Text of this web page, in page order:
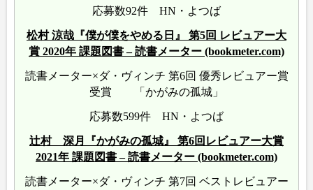
応募数92件 HN・よつば
松村 涼哉『僕が僕をやめる日』 第5回 レビュアー大
賞 2020年 課題図書 – 読書メーター (bookmeter.com)
読書メーター×ダ・ヴィンチ 第6回 優秀レビュアー賞
受賞 「かがみの孤城」
応募数599件 HN・よつば
辻村 深月『かがみの孤城』 第6回レビュアー大賞
2021年 課題図書 – 読書メーター (bookmeter.com)
読書メーター×ダ・ヴィンチ 第7回 ベストレビュアー